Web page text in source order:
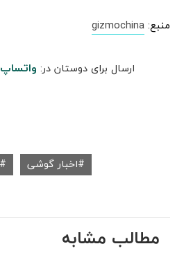
منبع: gizmochina
ارسال برای دوستان در: واتساپ
اخبار گوشی
مطالب مشابه